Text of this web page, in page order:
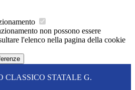
non possono essere
l'elenco nella pagina della cookie
CLASSICO STATALE G.